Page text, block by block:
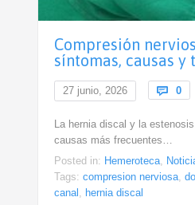
Compresión
síntomas, causas
27 junio, 2026  0
La hernia discal y la
causas más frecuentes…
Posted in: Hemeroteca,
Tags: compresion nerviosa,
canal , hernia discal